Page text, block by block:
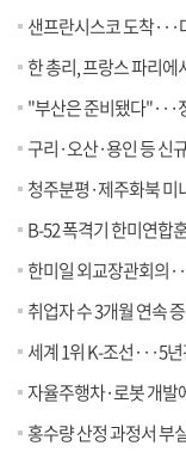
샌프란시스코 도착
한 총리, 프랑스 파리
"부산은 준비됐다"···
구리·오산·용인 등 신
청주분평·제주화북 미
B-52 폭격기 한미연합훈련
한미일 외교장관회의
취업자 수 3개월 연속
세계 1위 K-조선···5
자율주행차·로봇 개발
홍수량 산정 과정서 부실